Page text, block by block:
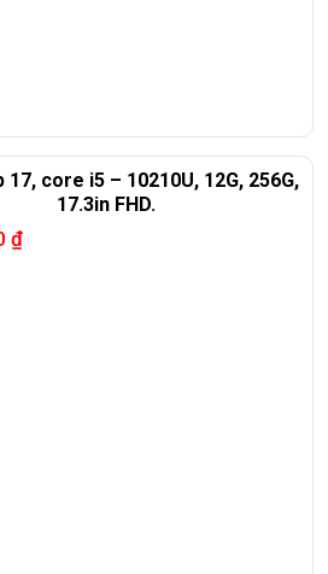
17, core i5 – 10210U, 12G, 256G,
17.3in FHD.
₫